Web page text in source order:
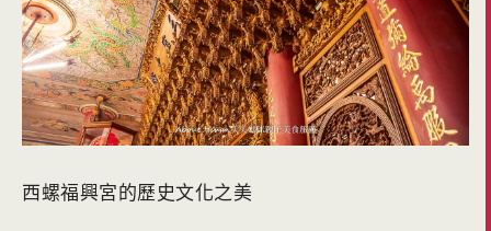
西螺福興宮的歷史文化之美